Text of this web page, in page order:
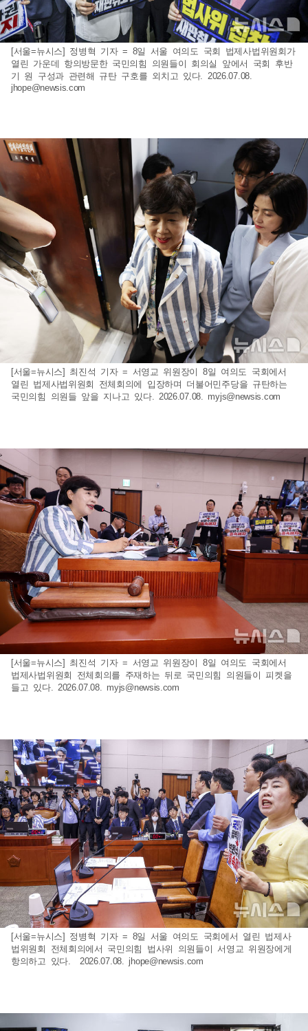
[서울=뉴시스] 정병혁 기자 = 8일 서울 여의도 국회 법제사법위원회가
열린 가운데 항의방문한 국민의힘 의원들이 회의실 앞에서 국회 후반
기 원 구성과 관련해 규탄 구호를 외치고 있다. 2026.07.08.
jhope@newsis.com
[서울=뉴시스] 최진석 기자 = 서영교 위원장이 8일 여의도 국회에서
열린 법제사법위원회 전체회의에 입장하며 더불어민주당을 규탄하는
국민의힘 의원들 앞을 지나고 있다. 2026.07.08. myjs@newsis.com
[서울=뉴시스] 최진석 기자 = 서영교 위원장이 8일 여의도 국회에서
법제사법위원회 전체회의를 주재하는 뒤로 국민의힘 의원들이 피켓을
들고 있다. 2026.07.08. myjs@newsis.com
[서울=뉴시스] 정병혁 기자 = 8일 서울 여의도 국회에서 열린 법제사
법위원회 전체회의에서 국민의힘 법사위 의원들이 서영교 위원장에게
항의하고 있다. 2026.07.08. jhope@newsis.com